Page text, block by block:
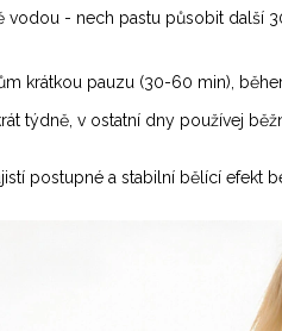
vodou - nech pastu působit další
krátkou pauzu (30-60 min),
týdně, v ostatní dny používej
postupné a stabilní bělící efekt